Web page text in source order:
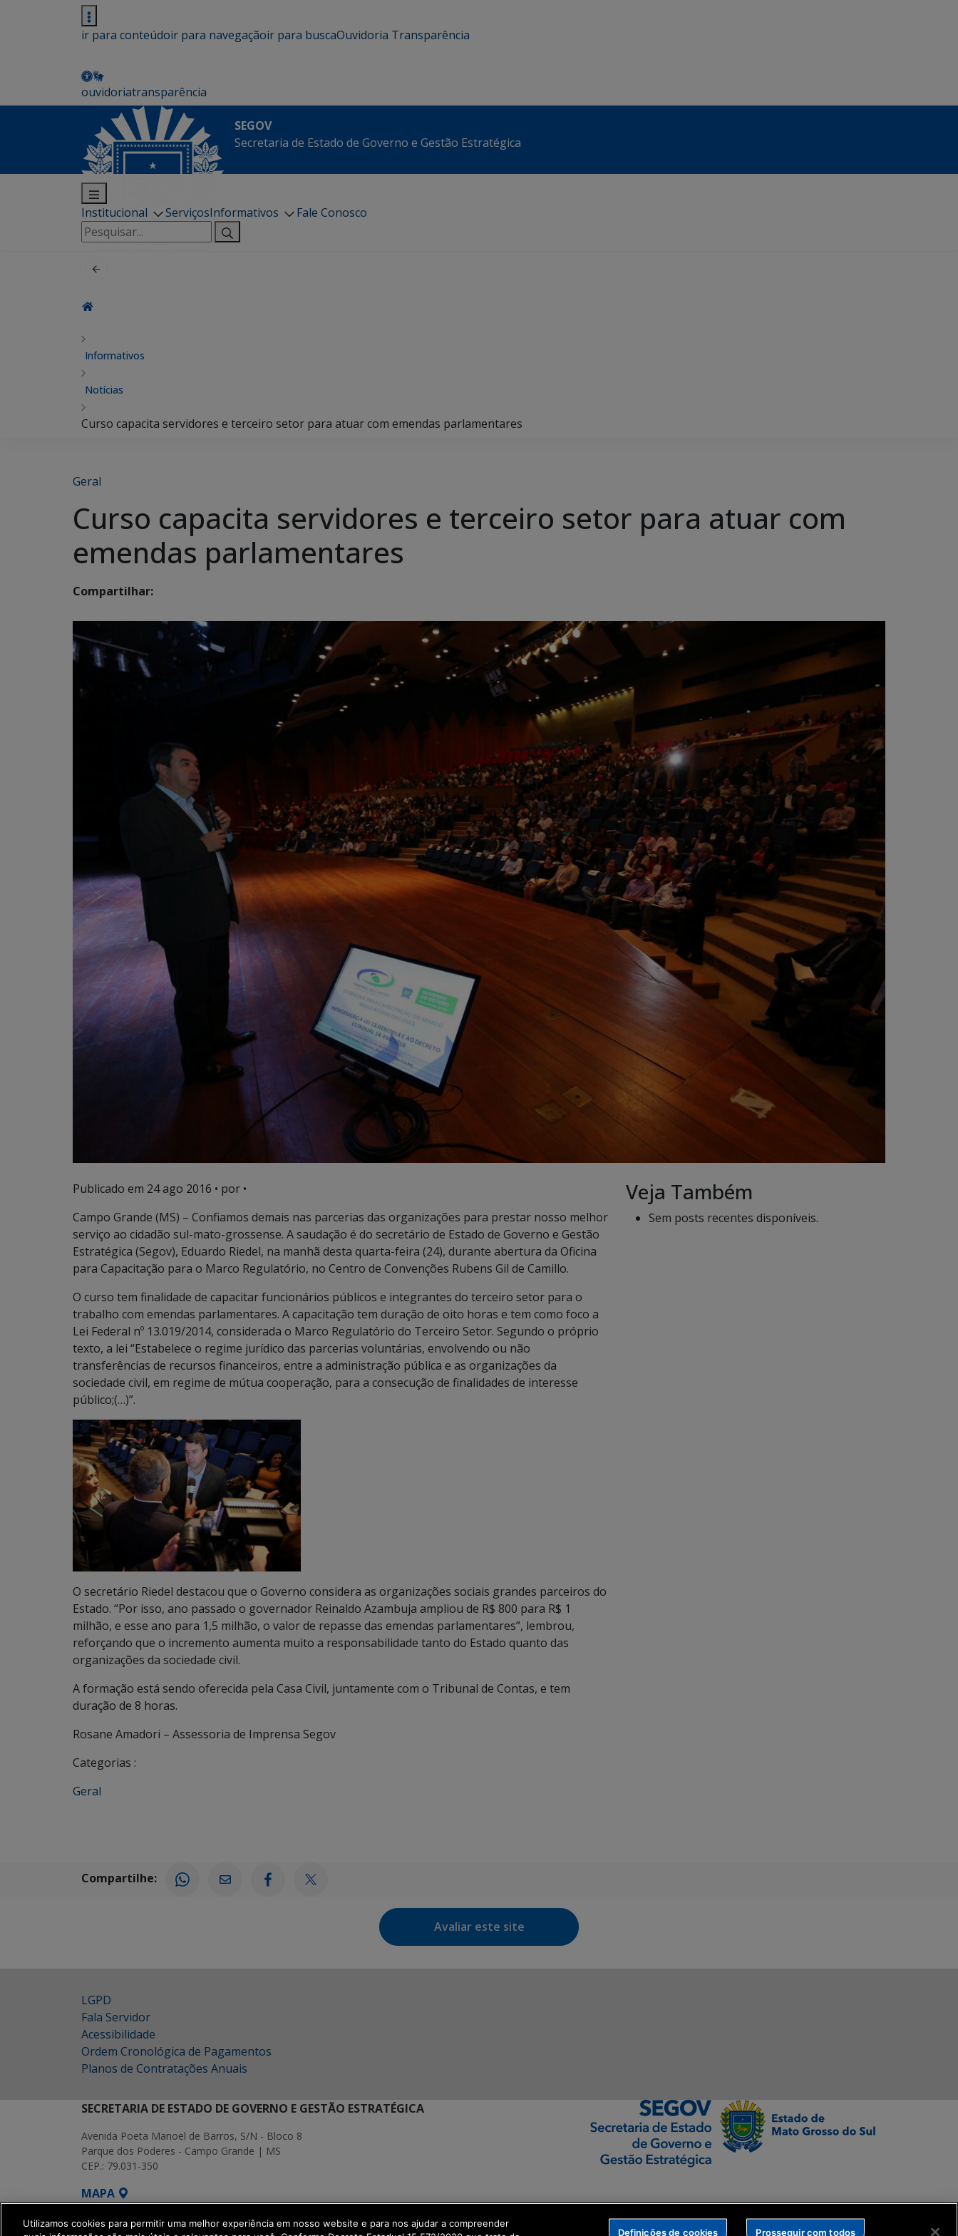
ir para conteúdoir para navegaçãoir para buscaOuvidoria Transparência
ouvidoriatransparência
SEGOV
Secretaria de Estado de Governo e Gestão Estratégica
Institucional ServiçosInformativos
Fale Conosco
Pesquisar
por:
Informativos
Notícias
Curso capacita servidores e terceiro setor para atuar com emendas parlamentares
Geral
Curso capacita servidores e terceiro setor para atuar com
emendas parlamentares
Compartilhar:
Publicado em 24 ago 2016 • por •
Campo Grande (MS) – Confiamos demais nas parcerias das organizações para prestar nosso melhor
serviço ao cidadão sul-mato-grossense. A saudação é do secretário de Estado de Governo e Gestão
Estratégica (Segov), Eduardo Riedel, na manhã desta quarta-feira (24), durante abertura da Oficina
para Capacitação para o Marco Regulatório, no Centro de Convenções Rubens Gil de Camillo.
O curso tem finalidade de capacitar funcionários públicos e integrantes do terceiro setor para o
trabalho com emendas parlamentares. A capacitação tem duração de oito horas e tem como foco a
Lei Federal nº 13.019/2014, considerada o Marco Regulatório do Terceiro Setor. Segundo o próprio
texto, a lei “Estabelece o regime jurídico das parcerias voluntárias, envolvendo ou não
transferências de recursos financeiros, entre a administração pública e as organizações da
sociedade civil, em regime de mútua cooperação, para a consecução de finalidades de interesse
público;(…)”.
O secretário Riedel destacou que o Governo considera as organizações sociais grandes parceiros do
Estado. “Por isso, ano passado o governador Reinaldo Azambuja ampliou de R$ 800 para R$ 1
milhão, e esse ano para 1,5 milhão, o valor de repasse das emendas parlamentares”, lembrou,
reforçando que o incremento aumenta muito a responsabilidade tanto do Estado quanto das
organizações da sociedade civil.
A formação está sendo oferecida pela Casa Civil, juntamente com o Tribunal de Contas, e tem
duração de 8 horas.
Rosane Amadori – Assessoria de Imprensa Segov
Categorias :
Geral
Veja Também
Sem posts recentes disponíveis.
Compartilhe:
Avaliar este site
LGPD
Fala Servidor
Acessibilidade
Ordem Cronológica de Pagamentos
Planos de Contratações Anuais
SECRETARIA DE ESTADO DE GOVERNO E GESTÃO ESTRATÉGICA
Avenida Poeta Manoel de Barros, S/N - Bloco 8
Parque dos Poderes - Campo Grande | MS
CEP.: 79.031-350
MAPA
SETDIG | Secretaria-Executiva de Transformação Digital
Utilizamos cookies para permitir uma melhor experiência em nosso website e para nos ajudar a compreender
Definições de cookies Prosseguir com todos